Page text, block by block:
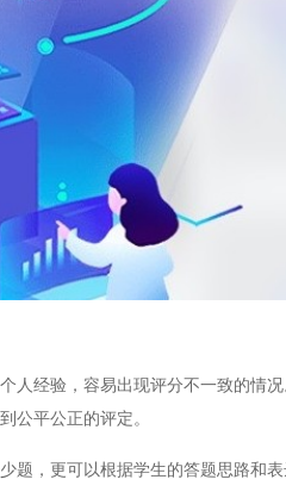
经验，容易出现评分不一致的情
公平公正的评定。
，更可以根据学生的答题思路和